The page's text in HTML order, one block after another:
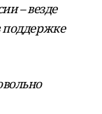
– везде
поддержке